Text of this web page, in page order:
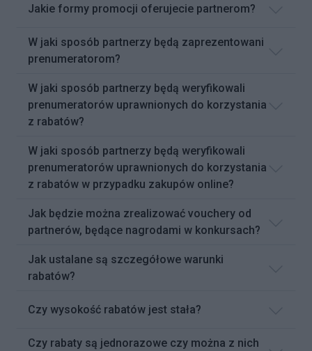
Jakie formy promocji oferujecie partnerom?
W jaki sposób partnerzy będą zaprezentowani
prenumeratorom?
W jaki sposób partnerzy będą weryfikowali
prenumeratorów uprawnionych do korzystania
z rabatów?
W jaki sposób partnerzy będą weryfikowali
prenumeratorów uprawnionych do korzystania
z rabatów w przypadku zakupów online?
Jak będzie można zrealizować vouchery od
partnerów, będące nagrodami w konkursach?
Jak ustalane są szczegółowe warunki
rabatów?
Czy wysokość rabatów jest stała?
Czy rabaty są jednorazowe czy można z nich